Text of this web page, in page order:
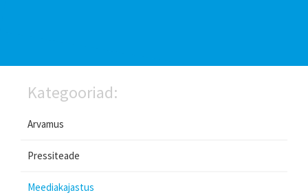
Kategooriad:
Arvamus
Pressiteade
Meediakajastus